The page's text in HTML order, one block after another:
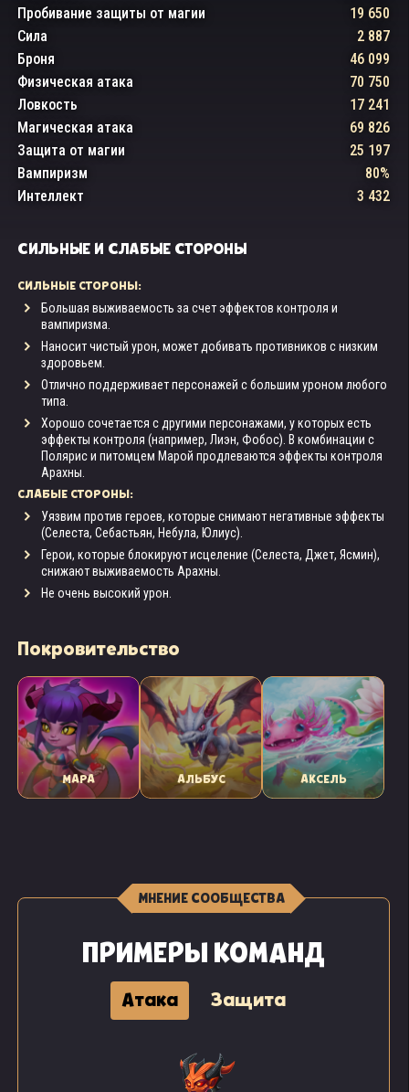
Пробивание защиты от магии
19 650
Сила
2 887
Броня
46 099
Физическая атака
70 750
Ловкость
17 241
Магическая атака
69 826
Защита от магии
25 197
Вампиризм
80%
Интеллект
3 432
СИЛЬНЫЕ И СЛАБЫЕ СТОРОНЫ
СИЛЬНЫЕ СТОРОНЫ:
Большая выживаемость за счет эффектов контроля и
вампиризма.
Наносит чистый урон, может добивать противников с низким
здоровьем.
Отлично поддерживает персонажей с большим уроном любого
типа.
Хорошо сочетается с другими персонажами, у которых есть
эффекты контроля (например, Лиэн, Фобос). В комбинации с
Полярис и питомцем Марой продлеваются эффекты контроля
Арахны.
СЛАБЫЕ СТОРОНЫ:
Уязвим против героев, которые снимают негативные эффекты
(Селеста, Себастьян, Небула, Юлиус).
Герои, которые блокируют исцеление (Селеста, Джет, Ясмин),
снижают выживаемость Арахны.
Не очень высокий урон.
Покровительство
МАРА АЛЬБУС АКСЕЛЬ
МНЕНИЕ СООБЩЕСТВА
ПРИМЕРЫ КОМАНД
Атака Защита